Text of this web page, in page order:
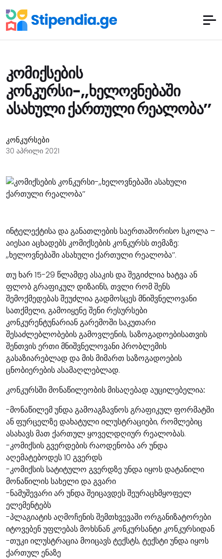
კომიქსების
კონკურსი-,,ხელოვნებაში
ასახული ქართული რეალობა’’
კონკურსები
30 აპრილი 2021
ინტელექტისა და განათლების საერთაშორისო სკოლა –
აიესაი აცხადებს კომიქსების კონკურსს თემაზე:
,,ხელოვნებაში ასახული ქართული რეალობა’’.
თუ ხარ 15-29 წლამდე ასაკის და შეგიძლია ხატვა ან
ფლობ გრაფიკულ დიზაინს, თვლი რომ შენს
შემოქმედებას შეუძლია გადმოსცეს მნიშვნელოვანი
სათქმელი, გამოიყენე შენი რესურსები
კონკურენტუნარიან გარემოში საკუთარი
შესაძლებლობების გამოვლენის, საზოგადოებისათვის
შენთვის ერთი მნიშვნელოვანი პრობლემის
გასაზიარებლად და მის მიმართ საზოგადოების
ცნობიერების ასამაღლებლად.
კონკურსში მონაწილეობის მისაღებად აუცილებელია:
-მონაწილემ უნდა გამოაგზავნოს გრაფიკულ ფორმატში
ან ფურცელზე დახატული ილუსტრაციები, რომლებიც
ასახავს მათ ქართულ ყოველდღიურ რეალობას.
-კომიქსის გვერდების რაოდენობა არ უნდა
აღემატებოდეს 10 გვერდს
-კომიქსის სატიტულო გვერდზე უნდა იყოს დატანილი
მონაწილის სახელი და გვარი
-ნამუშევარი არ უნდა შეიცავდეს შეურაცხმყოფელ
ელემენტებს
-პლაგიატის აღმოჩენის შემთხვევაში ორგანიზატორები
იტოვებენ უფლებას მოხსნან კონკურსანტი კონკურსიდან
-თუკი ილუსტრაცია მოიცავს ტექსტს, ტექსტი უნდა იყოს
ქართულ ენაზე